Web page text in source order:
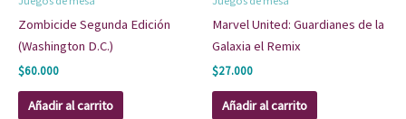
Zombicide Segunda Edición
(Washington D.C.)
$60.000
Añadir al carrito
Marvel United: Guardianes de la
Galaxia el Remix
$27.000
Añadir al carrito